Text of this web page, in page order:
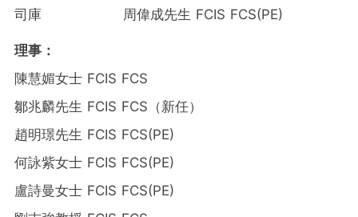
司庫 周偉成先生 FCIS FCS(PE)
理事：
陳慧媚女士 FCIS FCS
鄒兆麟先生 FCIS FCS （新任）
趙明璟先生 FCIS FCS(PE)
何詠紫女士 FCIS FCS(PE)
盧詩曼女士 FCIS FCS(PE)